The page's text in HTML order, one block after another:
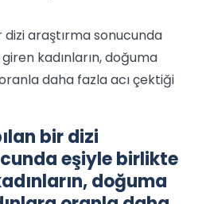
dizi araştırma sonucunda
kadınların, doğuma
daha fazla acı çektiği
bir dizi
eşiyle birlikte
doğuma